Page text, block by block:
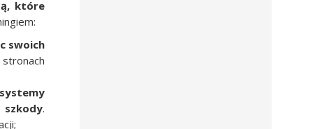
które
swoich
szkody.